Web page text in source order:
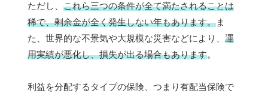
ただし、 これら三つの条件が全て満たされることは
稀で、剰余金が全く発生しない年もあります。ま
た、世界的な不景気や大規模な災害などにより、 運
用実績が悪化し、損失が出る場合もあります。
利益を分配するタイプの保険、つまり有配当保険で